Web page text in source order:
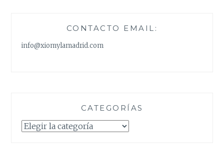
CONTACTO EMAIL:
info@xiomylamadrid.com
CATEGORÍAS
Categorías